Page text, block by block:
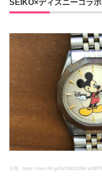
SEIKO×ディズニーコラ
引用：https://item.fril.jp/